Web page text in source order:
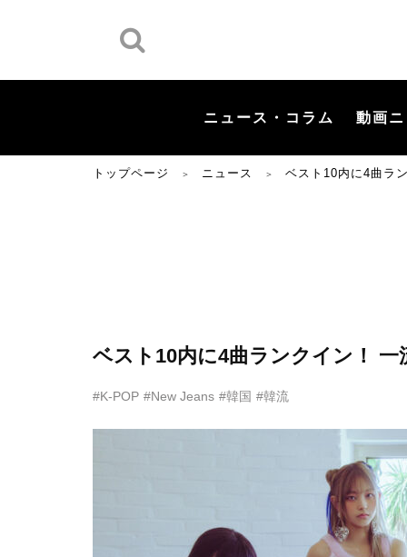
ニュース・コラム 動画
トップページ ＞ ニュース ＞ ベスト10内に4曲ラ
ベスト10内に4曲ランクイン！
#K-POP #New Jeans #韓国 #韓流